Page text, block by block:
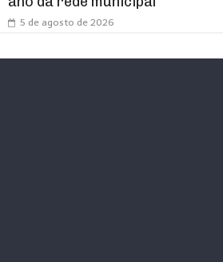
5 de agosto de 2026